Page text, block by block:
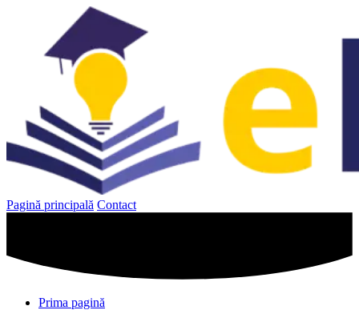
Pagină principală Contact
Prima pagină